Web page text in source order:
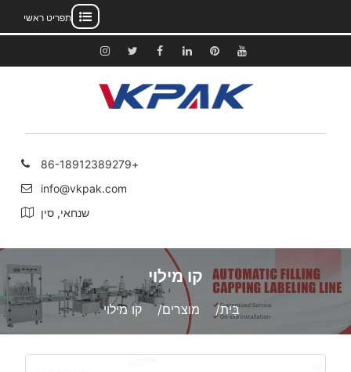
לתוכן
תפריט ראשי
יוטיובפינטרסטלינקדאיןפייסבוקלְצַפְצֵףאינסטגרם
+86-18912389279
info@vkpak.com
שנחאי, סין
קו מילוי
בַּיִת מוצרים קו מילוי